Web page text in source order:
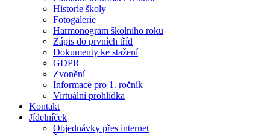
Historie školy
Fotogalerie
Harmonogram školního roku
Zápis do prvních tříd
Dokumenty ke stažení
GDPR
Zvonění
Informace pro 1. ročník
Virtuální prohlídka
Kontakt
Jídelníček
Objednávky přes internet